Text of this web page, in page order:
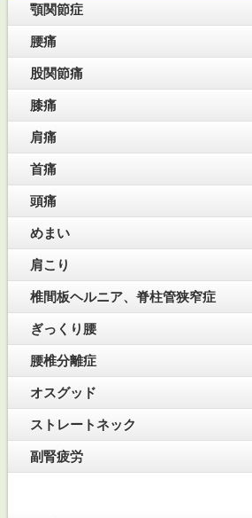
顎関節症
腰痛
股関節痛
膝痛
肩痛
首痛
頭痛
めまい
肩こり
椎間板ヘルニア、脊柱管狭窄症
ぎっくり腰
腰椎分離症
オスグッド
ストレートネック
副腎疲労